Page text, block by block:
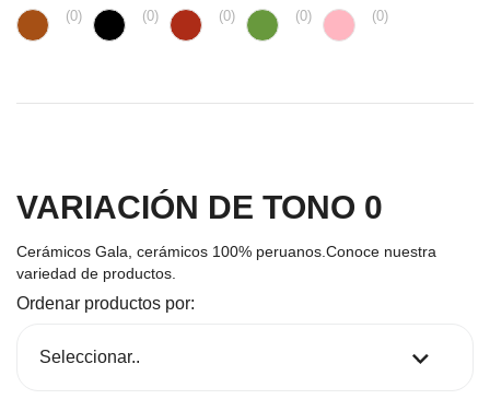
(0) (0) (0) (0) (0)
VARIACIÓN DE TONO 0
Cerámicos Gala, cerámicos 100% peruanos.Conoce nuestra
variedad de productos.
Ordenar productos por: